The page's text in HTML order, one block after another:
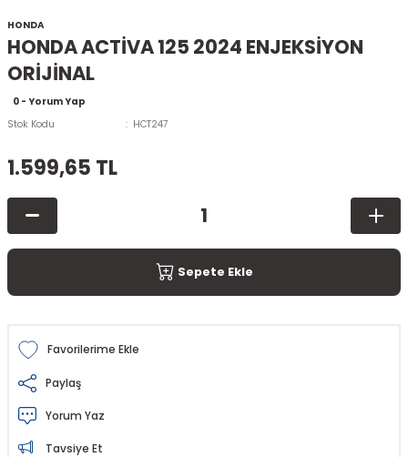
HONDA
HONDA ACTİVA 125 2024 ENJEKSİYON
ORİJİNAL
0 - Yorum Yap
Stok Kodu
HCT247
1.599,65 TL
Sepete Ekle
Paylaş
Yorum Yaz
Tavsiye Et